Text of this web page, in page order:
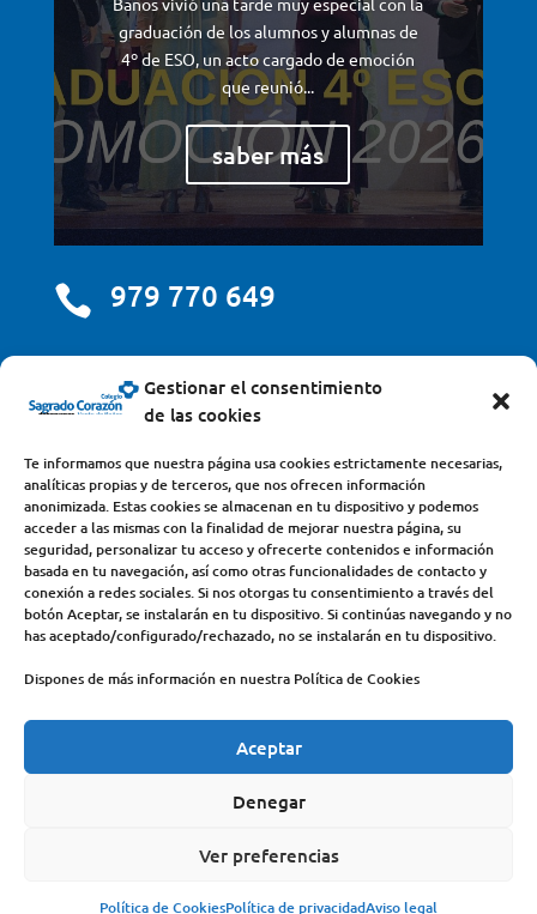
Gestionar el consentimiento
de las cookies
Te informamos que nuestra página usa cookies estrictamente necesarias,
analíticas propias y de terceros, que nos ofrecen información
anonimizada. Estas cookies se almacenan en tu dispositivo y podemos
acceder a las mismas con la finalidad de mejorar nuestra página, su
seguridad, personalizar tu acceso y ofrecerte contenidos e información
basada en tu navegación, así como otras funcionalidades de contacto y
conexión a redes sociales. Si nos otorgas tu consentimiento a través del
botón Aceptar, se instalarán en tu dispositivo. Si continúas navegando y no
has aceptado/configurado/rechazado, no se instalarán en tu dispositivo.
Dispones de más información en nuestra Política de Cookies
Aceptar
Denegar
Ver preferencias
Política de CookiesPolítica de privacidadAviso legal
graduación de los alumnos y alumnas de
4º de ESO, un acto cargado de emoción
que reunió...
saber más
 979 770 649
centro@scjdehon.com
Colegio y Seminario Sagrado Corazón
Avda. Castilla y León, s/n – 34200 – Venta de Baños
(Palencia) – Teléfono 979770649
COLEGIO DEHONIANOS
CANAL ÉTICO
ACCESO PROFESORES
ACTUALIDAD
POLÍTICA DE PRIVACIDAD